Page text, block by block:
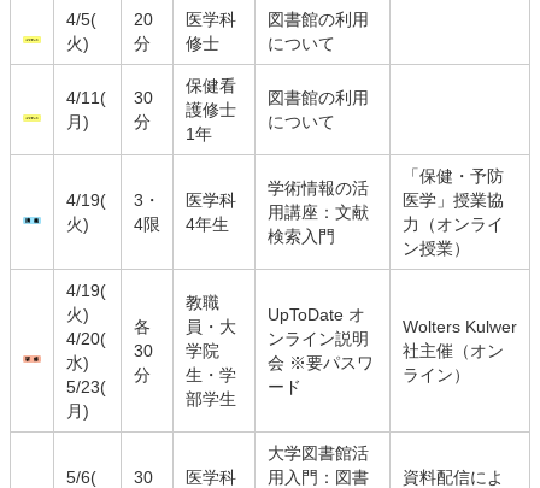
4/5(
火)
20
分
医学科
修士
図書館の利用
について
4/11(
月)
30
分
保健看
護修士
1年
図書館の利用
について
4/19(
火)
3・
4限
医学科
4年生
学術情報の活
用講座：文献
検索入門
「保健・予防
医学」授業協
力（オンライ
ン授業）
4/19(
火)
4/20(
水)
5/23(
月)
各
30
分
教職
員・大
学院
生・学
部学生
UpToDate オ
ンライン説明
会 ※要パスワ
ード
Wolters Kulwer
社主催（オン
ライン）
5/6(
30
医学科
大学図書館活
用入門：図書
資料配信によ